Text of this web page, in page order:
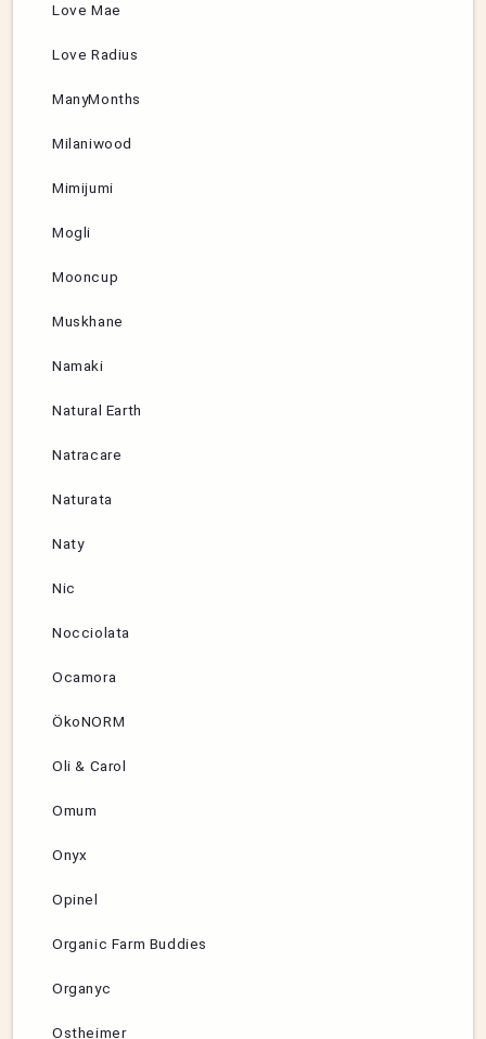
Love Mae
Love Radius
ManyMonths
Milaniwood
Mimijumi
Mogli
Mooncup
Muskhane
Namaki
Natural Earth
Natracare
Naturata
Naty
Nic
Nocciolata
Ocamora
ÖkoNORM
Oli & Carol
Omum
Onyx
Opinel
Organic Farm Buddies
Organyc
Ostheimer